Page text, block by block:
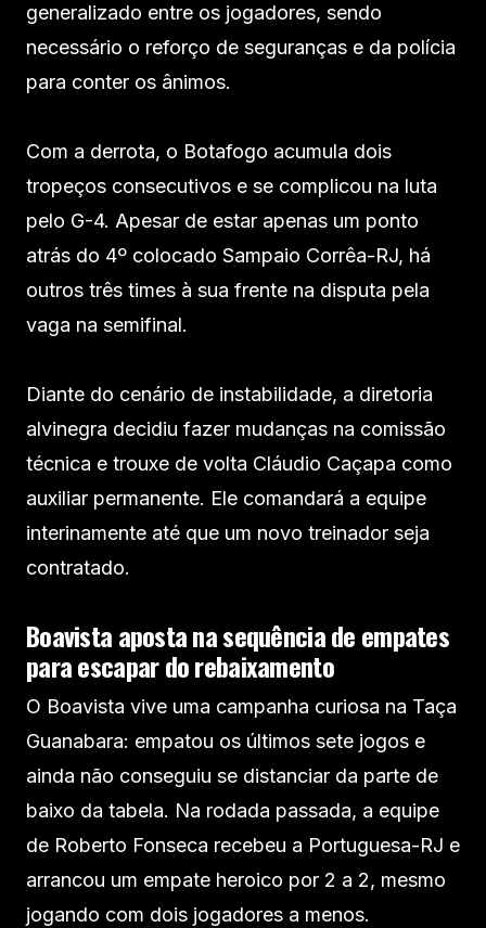
generalizado entre os jogadores, sendo
necessário o reforço de seguranças e da polícia
para conter os ânimos.
Com a derrota, o Botafogo acumula dois
tropeços consecutivos e se complicou na luta
pelo G-4. Apesar de estar apenas um ponto
atrás do 4º colocado Sampaio Corrêa-RJ, há
outros três times à sua frente na disputa pela
vaga na semifinal.
Diante do cenário de instabilidade, a diretoria
alvinegra decidiu fazer mudanças na comissão
técnica e trouxe de volta Cláudio Caçapa como
auxiliar permanente. Ele comandará a equipe
interinamente até que um novo treinador seja
contratado.
Boavista aposta na sequência de empates
para escapar do rebaixamento
O Boavista vive uma campanha curiosa na Taça
Guanabara: empatou os últimos sete jogos e
ainda não conseguiu se distanciar da parte de
baixo da tabela. Na rodada passada, a equipe
de Roberto Fonseca recebeu a Portuguesa-RJ e
arrancou um empate heroico por 2 a 2, mesmo
jogando com dois jogadores a menos.